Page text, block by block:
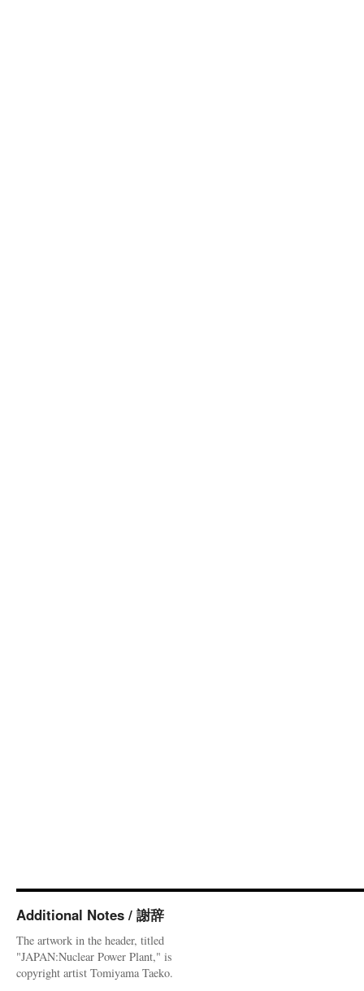
Additional Notes / 謝辞
The artwork in the header, titled
"JAPAN:Nuclear Power Plant," is
copyright artist Tomiyama Taeko.